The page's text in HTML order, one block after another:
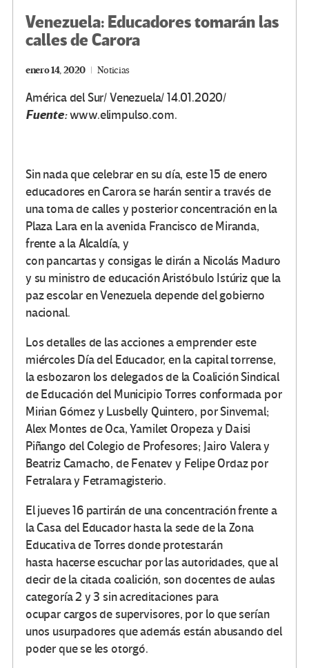
Venezuela: Educadores tomarán las
calles de Carora
enero 14, 2020 Noticias
América del Sur/ Venezuela/ 14.01.2020/
Fuente:www.elimpulso.com.
Sin nada que celebrar en su día, este 15 de enero
educadores en Carora se harán sentir a través de
una toma de calles y posterior concentración en la
Plaza Lara en la avenida Francisco de Miranda,
frente a la Alcaldía, y
con pancartas y consigas le dirán a Nicolás Maduro
y su ministro de educación Aristóbulo Istúriz que la
paz escolar en Venezuela depende del gobierno
nacional.
Los detalles de las acciones a emprender este
miércoles Día del Educador, en la capital torrense,
la esbozaron los delegados de la Coalición Sindical
de Educación del Municipio Torres conformada por
Mirian Gómez y Lusbelly Quintero, por Sinvemal;
Alex Montes de Oca, Yamilet Oropeza y Daisi
Piñango del Colegio de Profesores; Jairo Valera y
Beatriz Camacho, de Fenatev y Felipe Ordaz por
Fetralara y Fetramagisterio.
El jueves 16 partirán de una concentración frente a
la Casa del Educador hasta la sede de la Zona
Educativa de Torres donde protestarán
hasta hacerse escuchar por las autoridades, que al
decir de la citada coalición, son docentes de aulas
categoría 2 y 3 sin acreditaciones para
ocupar cargos de supervisores, por lo que serían
unos usurpadores que además están abusando del
poder que se les otorgó.